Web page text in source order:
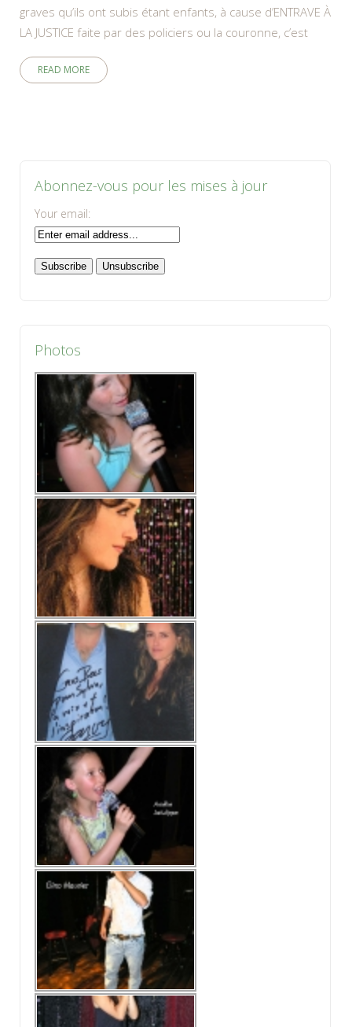
graves qu’ils ont subis étant enfants, à cause d’ENTRAVE À
LA JUSTICE faite par des policiers ou la couronne, c’est
READ MORE
Abonnez-vous pour les mises à jour
Your email:
Photos